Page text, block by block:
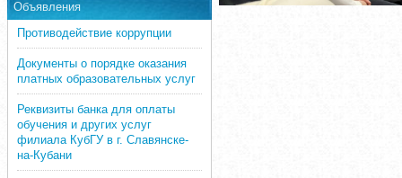
Объявления
Противодействие коррупции
Документы о порядке оказания
платных образовательных услуг
Реквизиты банка для оплаты
обучения и других услуг
филиала КубГУ в г. Славянске-
на-Кубани